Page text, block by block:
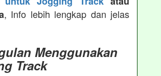
, Info lebih lengkap dan jelas
Menggunakan
Track